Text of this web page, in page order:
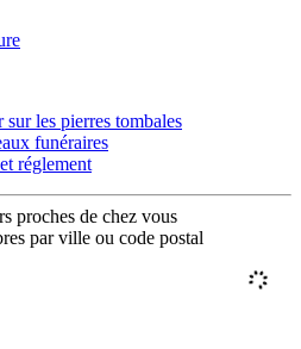
les pierres tombales
funéraires
réglement
proches de chez vous
par ville ou code postal